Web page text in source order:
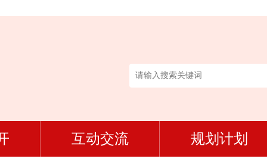
互动交流 规划计划